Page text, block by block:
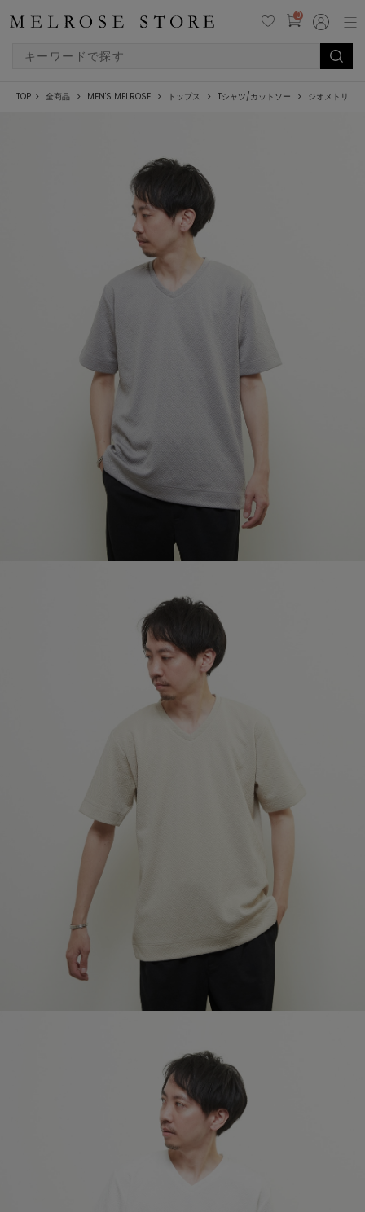
0
TOP 全商品 MEN'S MELROSE トップス Tシャツ/カットソー ジオメトリッ